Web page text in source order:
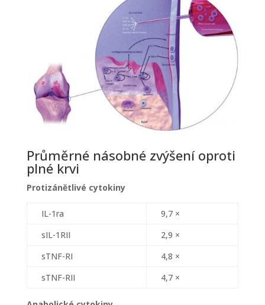
Průměrné násobné zvýšení oproti
plné krvi
Protizánětlivé cytokiny
IL-1ra
9,7 ×
sIL-1RII
2,9 ×
sTNF-RI
4,8 ×
sTNF-RII
4,7 ×